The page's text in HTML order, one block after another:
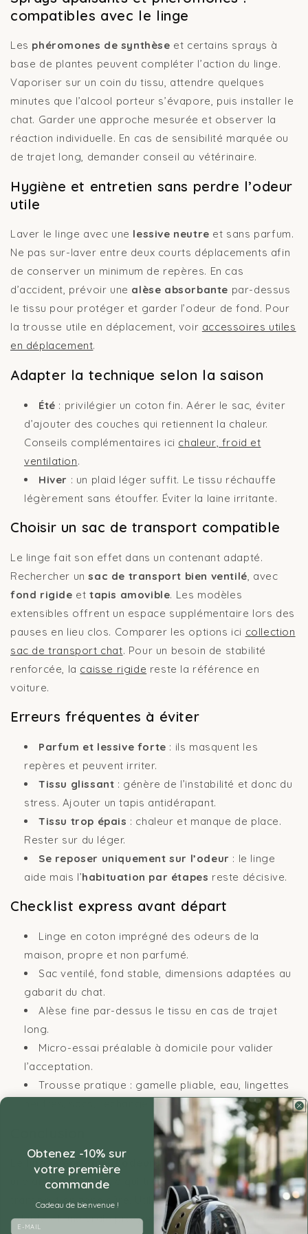
compatibles avec le linge
Les phéromones de synthèse et certains sprays à
base de plantes peuvent compléter l’action du linge.
Vaporiser sur un coin du tissu, attendre quelques
minutes que l’alcool porteur s’évapore, puis installer le
chat. Garder une approche mesurée et observer la
réaction individuelle. En cas de sensibilité marquée ou
de trajet long, demander conseil au vétérinaire.
Hygiène et entretien sans perdre l’odeur
utile
Laver le linge avec une lessive neutre et sans parfum.
Ne pas sur-laver entre deux courts déplacements afin
de conserver un minimum de repères. En cas
d’accident, prévoir une alèse absorbante par-dessus
le tissu pour protéger et garder l’odeur de fond. Pour
la trousse utile en déplacement, voir accessoires utiles
en déplacement.
Adapter la technique selon la saison
Été : privilégier un coton fin. Aérer le sac, éviter
d’ajouter des couches qui retiennent la chaleur.
Conseils complémentaires ici chaleur, froid et
ventilation.
Hiver : un plaid léger suffit. Le tissu réchauffe
légèrement sans étouffer. Éviter la laine irritante.
Choisir un sac de transport compatible
Le linge fait son effet dans un contenant adapté.
Rechercher unsac de transport bien ventilé , avec
fond rigide ettapis amovible. Les modèles
extensibles offrent un espace supplémentaire lors des
pauses en lieu clos. Comparer les options ici collection
sac de transport chat. Pour un besoin de stabilité
renforcée, la caisse rigide reste la référence en
voiture.
Erreurs fréquentes à éviter
Parfum et lessive forte : ils masquent les
repères et peuvent irriter.
Tissu glissant : génère de l’instabilité et donc du
stress. Ajouter un tapis antidérapant.
Tissu trop épais : chaleur et manque de place.
Rester sur du léger.
Se reposer uniquement sur l’odeur : le linge
aide mais l’habituation par étapes reste décisive.
Checklist express avant départ
Linge en coton imprégné des odeurs de la
maison, propre et non parfumé.
Sac ventilé, fond stable, dimensions adaptées au
gabarit du chat.
Alèse fine par-dessus le tissu en cas de trajet
long.
Micro-essai préalable à domicile pour valider
l’acceptation.
Trousse pratique : gamelle pliable, eau, lingettes
linge imprégné d’odeurs familièresagit comme
une ancre sensorielle qui transforme un sac de
transport en zone sûre. Utilisé avec un contenant
adapté et une vraie progression d’habituation, il réduit
Obtenez -10% sur
votre première
commande
Cadeau de bienvenue !
Email